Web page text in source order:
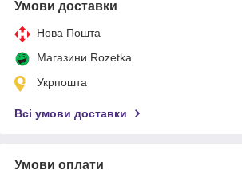
Умови доставки
Нова Пошта
Магазини Rozetka
Укрпошта
Всі умови доставки
Умови оплати